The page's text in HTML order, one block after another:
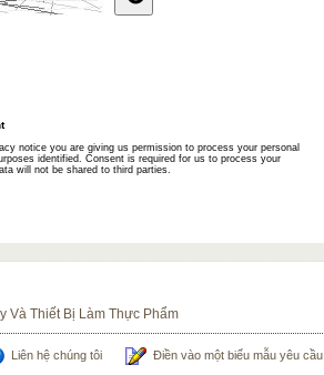
Và Thiết Bị Làm Thực Phẩm
Liên hệ chúng tôi Điền vào một biểu mẫu yêu cầu